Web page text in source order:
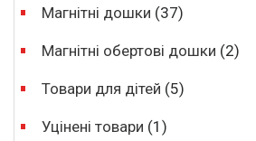
Магнітні дошки (37)
Магнітні обертові дошки (2)
Товари для дітей (5)
Уцінені товари (1)